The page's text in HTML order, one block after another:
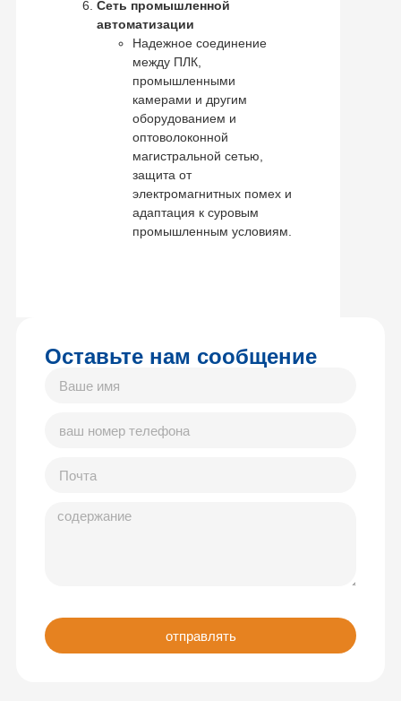
Сеть промышленной
автоматизации
Надежное соединение
между ПЛК,
промышленными
камерами и другим
оборудованием и
оптоволоконной
магистральной сетью,
защита от
электромагнитных помех и
адаптация к суровым
промышленным условиям.
Оставьте нам сообщение
отправлять